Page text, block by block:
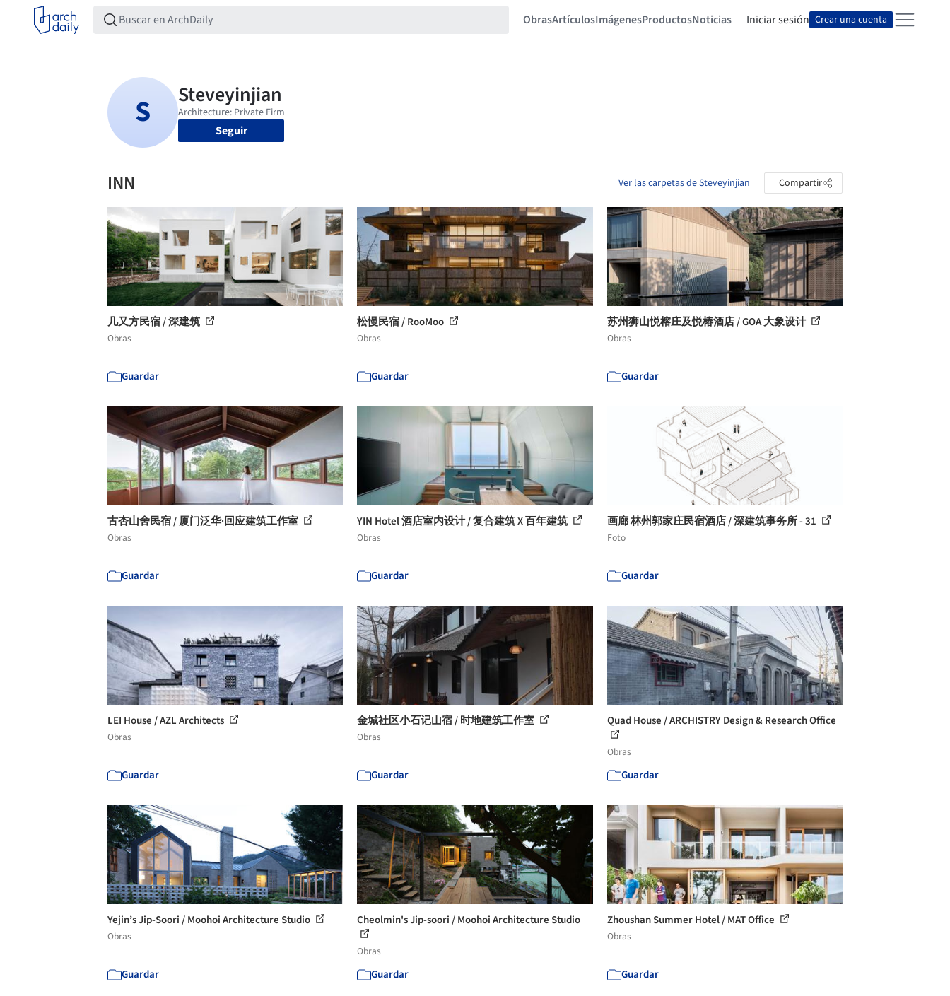
ObrasArtículosImágenesProductosNoticias Iniciar sesión Crear una cuenta
Seguir
INN Ver las carpetas de Steveyinjian Compartir
几又方民宿 / 深建筑
Obras
Guardar
松慢民宿 / RooMoo
Obras
Guardar
苏州狮山悦榕庄及悦椿酒店 / GOA 大象设计
Obras
Guardar
古杏山舍民宿 / 厦门泛华·回应建筑工作室
Obras
Guardar
YIN Hotel 酒店室内设计 / 复合建筑 X 百年建筑
Obras
Guardar
画廊 林州郭家庄民宿酒店 / 深建筑事务所 - 31
Foto
Guardar
LEI House / AZL Architects
Obras
Guardar
金城社区小石记山宿 / 时地建筑工作室
Obras
Guardar
Quad House / ARCHISTRY Design & Research Office
Obras
Guardar
Yejin’s Jip-Soori / Moohoi Architecture Studio
Obras
Guardar
Cheolmin's Jip-soori / Moohoi Architecture Studio
Obras
Guardar
Zhoushan Summer Hotel / MAT Office
Obras
Guardar